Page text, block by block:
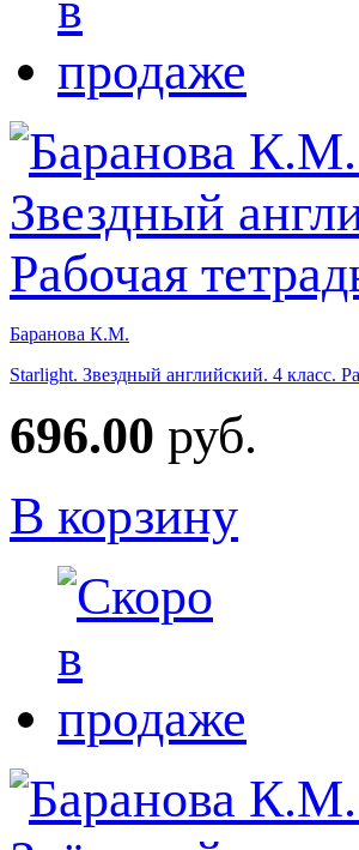
Баранова К.М.
Starlight. Звездный английский. 4 класс.
696.00 руб.
В корзину